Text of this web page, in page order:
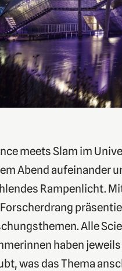
meets Slam im
Abend aufeinander
Rampenlicht.
Alle
haben
was das Thema